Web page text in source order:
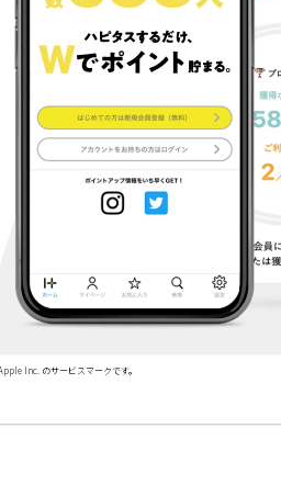
Inc. のサービスマークです。